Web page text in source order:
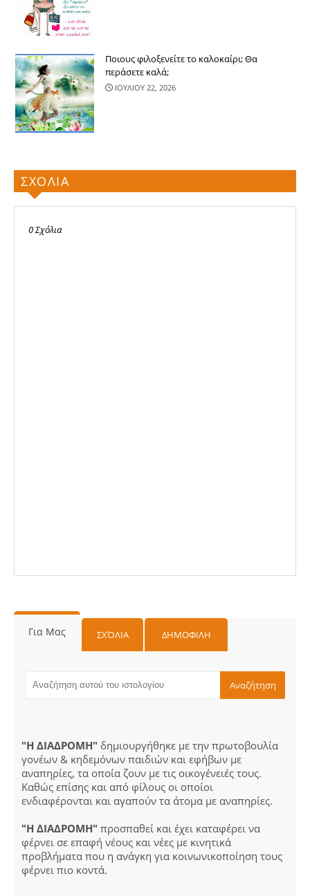
Ποιους φιλοξενείτε το καλοκαίρι; Θα
περάσετε καλά;
ΙΟΥΛΙΟΥ 22, 2026
ΣΧΟΛΙΑ
0 Σχόλια
Για Μας ΣΧΌΛΙΑ ΔΗΜΟΦΙΛΗ
"Η ΔΙΑΔΡΟΜΗ" δημιουργήθηκε με την πρωτοβουλία
γονέων & κηδεμόνων παιδιών και εφήβων με
αναπηρίες, τα οποία ζουν με τις οικογένειές τους.
Καθώς επίσης και από φίλους οι οποίοι
ενδιαφέρονται και αγαπούν τα άτομα με αναπηρίες.
"Η ΔΙΑΔΡΟΜΗ" προσπαθεί και έχει καταφέρει να
φέρνει σε επαφή νέους και νέες με κινητικά
προβλήματα που η ανάγκη για κοινωνικοποίηση τους
φέρνει πιο κοντά.